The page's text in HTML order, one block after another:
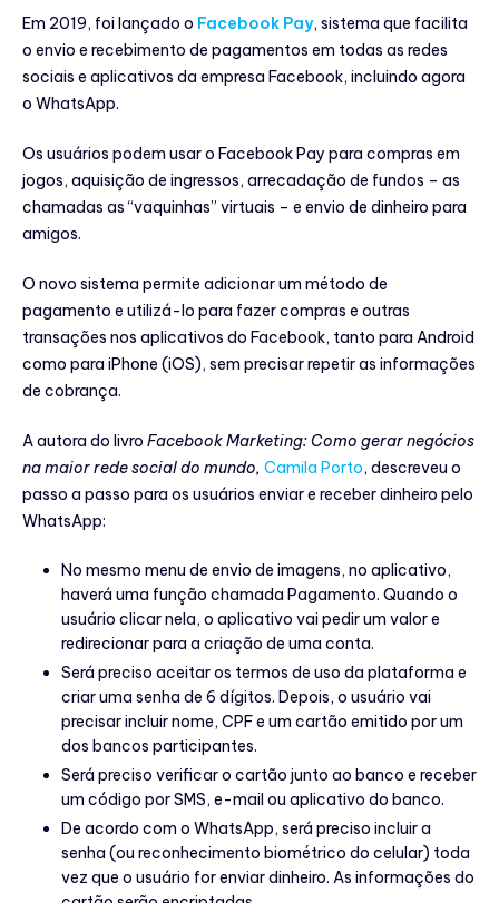
Em 2019, foi lançado o Facebook Pay, sistema que facilita
o envio e recebimento de pagamentos em todas as redes
sociais e aplicativos da empresa Facebook, incluindo agora
o WhatsApp.
Os usuários podem usar o Facebook Pay para compras em
jogos, aquisição de ingressos, arrecadação de fundos – as
chamadas as “vaquinhas” virtuais – e envio de dinheiro para
amigos.
O novo sistema permite adicionar um método de
pagamento e utilizá-lo para fazer compras e outras
transações nos aplicativos do Facebook, tanto para Android
como para iPhone (iOS), sem precisar repetir as informações
de cobrança.
A autora do livro Facebook Marketing: Como gerar negócios
na maior rede social do mundo, Camila Porto, descreveu o
passo a passo para os usuários enviar e receber dinheiro pelo
WhatsApp:
No mesmo menu de envio de imagens, no aplicativo,
haverá uma função chamada Pagamento. Quando o
usuário clicar nela, o aplicativo vai pedir um valor e
redirecionar para a criação de uma conta.
Será preciso aceitar os termos de uso da plataforma e
criar uma senha de 6 dígitos. Depois, o usuário vai
precisar incluir nome, CPF e um cartão emitido por um
dos bancos participantes.
Será preciso verificar o cartão junto ao banco e receber
um código por SMS, e-mail ou aplicativo do banco.
De acordo com o WhatsApp, será preciso incluir a
senha (ou reconhecimento biométrico do celular) toda
vez que o usuário for enviar dinheiro. As informações do